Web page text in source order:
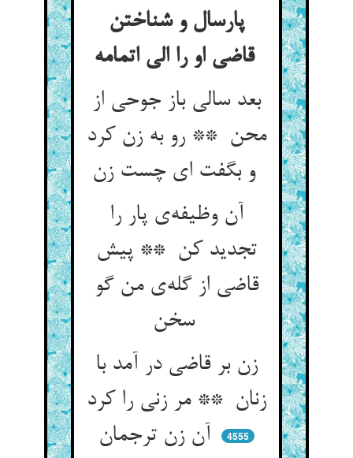
پارسال و شناختن
قاضی او را الی اتمامه
بعد سالی باز جوحی از
محن ** رو به زن کرد
و بگفت ای چست زن
آن وظیفه‌ی پار را
تجدید کن ** پیش
قاضی از گله‌ی من گو
سخن
زن بر قاضی در آمد با
زنان ** مر زنی را کرد
4555